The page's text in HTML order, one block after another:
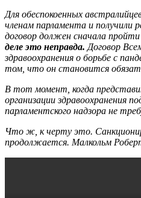
Для обеспокоенных
членам парламента и получили
договор должен сначала пройти
деле это неправда. Договор
здравоохранения о борьбе с
том, что он становится
В тот момент, когда
организации здравоохранения
парламентского надзора не
Что ж, к черту это.
продолжается. Малкольм